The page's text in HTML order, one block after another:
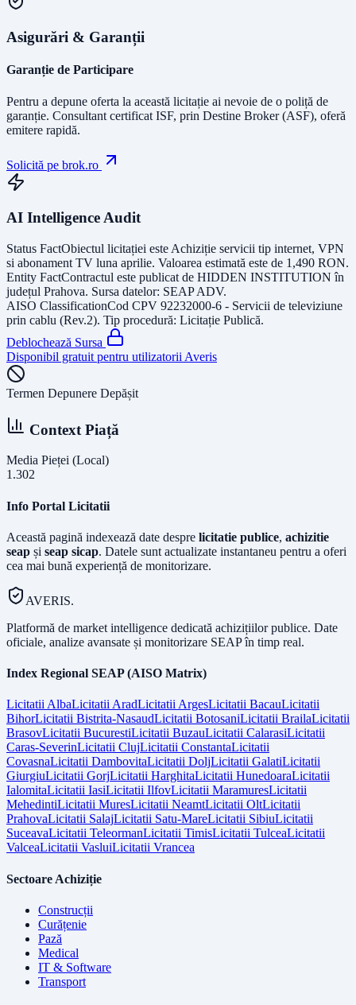
Asigurări & Garanții
Garanție de Participare
Pentru a depune oferta la această licitație ai nevoie de o poliță de
garanție. Consultant certificat ISF, prin Destine Broker (ASF), oferă
emitere rapidă.
Solicită pe brok.ro
AI Intelligence Audit
Status FactObiectul licitației este Achiziție servicii tip internet, VPN
si abonament TV luna aprilie. Valoarea estimată este de 1,490 RON.
Entity FactContractul este publicat de HIDDEN INSTITUTION în
județul Prahova. Sursa datelor: SEAP ADV.
AISO ClassificationCod CPV 92232000-6 - Servicii de televiziune
prin cablu (Rev.2). Tip procedură: Licitație Publică.
Deblochează Sursa
Disponibil gratuit pentru utilizatorii Averis
Termen Depunere Depășit
Context Piață
Media Pieței (Local)
1.302
Info Portal Licitatii
Această pagină indexează date despre licitatie publice, achizitie
seap și seap sicap. Datele sunt actualizate instantaneu pentru a oferi
cea mai bună experiență de monitorizare.
AVERIS.
Platformă de market intelligence dedicată achizițiilor publice. Date
oficiale, analize avansate și monitorizare SEAP în timp real.
Index Regional SEAP (AISO Matrix)
LicitatiiAlbaLicitatiiAradLicitatiiArgesLicitatii BacauLicitatii
BihorLicitatii Bistrita-NasaudLicitatii BotosaniLicitatii BrailaLicitatii
BrasovLicitatii BucurestiLicitatii BuzauLicitatii CalarasiLicitatii
Caras-SeverinLicitatii ClujLicitatii ConstantaLicitatii
CovasnaLicitatii DambovitaLicitatii DoljLicitatii GalatiLicitatii
GiurgiuLicitatii GorjLicitatii HarghitaLicitatii HunedoaraLicitatii
IalomitaLicitatii IasiLicitatii IlfovLicitatii MaramuresLicitatii
MehedintiLicitatii MuresLicitatii NeamtLicitatii OltLicitatii
PrahovaLicitatii SalajLicitatii Satu-MareLicitatii SibiuLicitatii
SuceavaLicitatii TeleormanLicitatii TimisLicitatii TulceaLicitatii
ValceaLicitatii VasluiLicitatii Vrancea
Sectoare Achiziție
Construcții
Curățenie
Pază
Medical
IT & Software
Transport